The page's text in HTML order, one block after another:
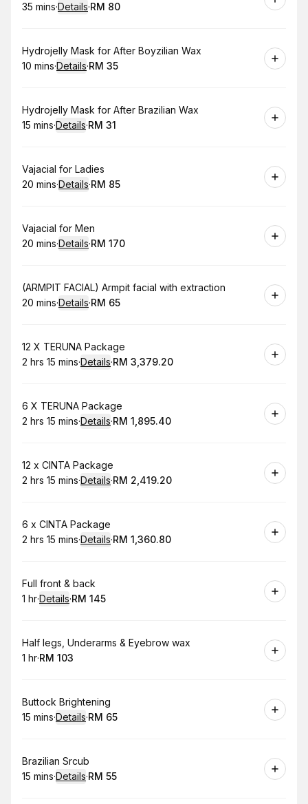
.Duration:
35 mins·Details·
.Price
RM 80
Book
Hydrojelly Mask for After Boyzilian Wax
.Duration:
10 mins·Details·
.Price
RM 35
Book
Hydrojelly Mask for After Brazilian Wax
.Duration:
15 mins·Details·
.Price
RM 31
Book
Vajacial for Ladies
.Duration:
20 mins·Details·
.Price
RM 85
Book
Vajacial for Men
.Duration:
20 mins·Details·
.Price:
RM 170
Book
(ARMPIT FACIAL) Armpit facial with extraction
.Duration:
20 mins·Details·
.Price
RM 65
Book
12 X TERUNA Package
. Duration:
2 hrs 15 mins·Details·
.Price:
RM 3,379.20
Book
6 X TERUNA Package
. Duration:
2 hrs 15 mins·Details·
.Price:
RM 1,895.40
Book
12 x CINTA Package
. Duration:
2 hrs 15 mins·Details·
.Price:
RM 2,419.20
Book
6 x CINTA Package
. Duration:
2 hrs 15 mins·Details·
.Price:
RM 1,360.80
Book
Full front & back
. Duration:
1 hr·Details·
.Price:
RM 145
Book
Half legs, Underarms & Eyebrow wax
. Duration
1 hr·
.Price:
RM 103
Book
Buttock Brightening
.Duration:
15 mins·Details·
.Price
RM 65
Book
Brazilian Srcub
.Duration:
15 mins·Details·
.Price
RM 55